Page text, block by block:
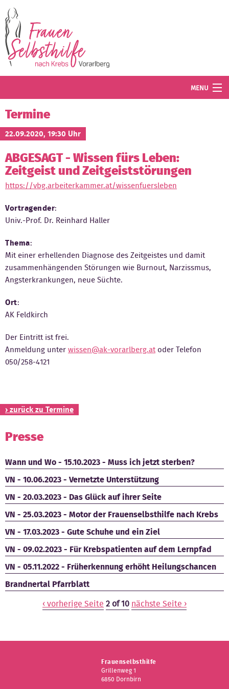
MENU
Termine
Blog
Angebot
Wissenswertes
Mitglied werden
Kontakt
Termine
22.09.2020, 19:30 Uhr
ABGESAGT - Wissen fürs Leben:
Zeitgeist und Zeitgeiststörungen
https://vbg.arbeiterkammer.at/wissenfuersleben
Vortragender:
Univ.-Prof. Dr. Reinhard Haller
Thema:
Mit einer erhellenden Diagnose des Zeitgeistes und damit
zusammenhängenden Störungen wie Burnout, Narzissmus,
Angsterkrankungen, neue Süchte.
Ort:
AK Feldkirch
Der Eintritt ist frei.
Anmeldung unterwissen@ak-vorarlberg.atoder Telefon
050/258-4121
› zurück zu Termine
Presse
Wann und Wo - 15.10.2023 - Muss ich jetzt sterben?
VN - 10.06.2023 - Vernetzte Unterstützung
VN - 20.03.2023 - Das Glück auf ihrer Seite
VN - 25.03.2023 - Motor der Frauenselbsthilfe nach Krebs
VN - 17.03.2023 - Gute Schuhe und ein Ziel
VN - 09.02.2023 - Für Krebspatienten auf dem Lernpfad
VN - 05.11.2022 - Früherkennung erhöht Heilungschancen
Brandnertal Pfarrblatt
‹ vorherige Seite 2 of 10 nächste Seite ›
Frauenselbsthilfe
Grillenweg 1
6850 Dornbirn